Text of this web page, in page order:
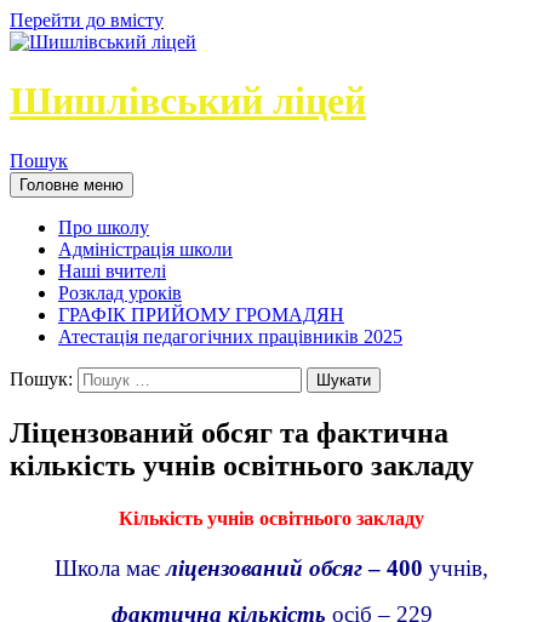
Перейти до вмісту
Шишлівський ліцей
Пошук
Головне меню
Про школу
Адміністрація школи
Наші вчителі
Розклад уроків
ГРАФІК ПРИЙОМУ ГРОМАДЯН
Атестація педагогічних працівників 2025
Пошук:
Ліцензований обсяг та фактична
кількість учнів освітнього закладу
Кількість учнів освітнього закладу
Школа маєліцензований обсяг– 400 учнів,
фактична кількість осіб – 229